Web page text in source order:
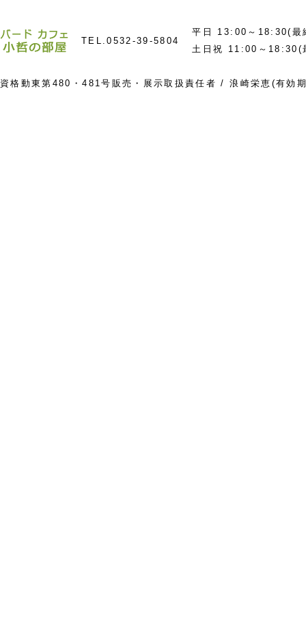
TEL.0532-39-5804
平日 13:00～18:30(最
土日祝 11:00～18:30(
資格動東第480・481号販売・展示取扱責任者 / 浪崎栄恵(有効